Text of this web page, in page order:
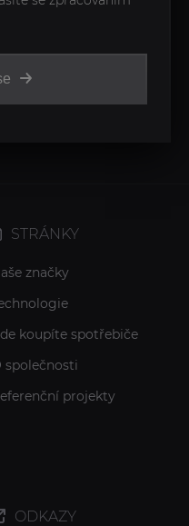
STRÁNKY
značky
koupíte spotřebiče
společnosti
projekty
ODKAZY